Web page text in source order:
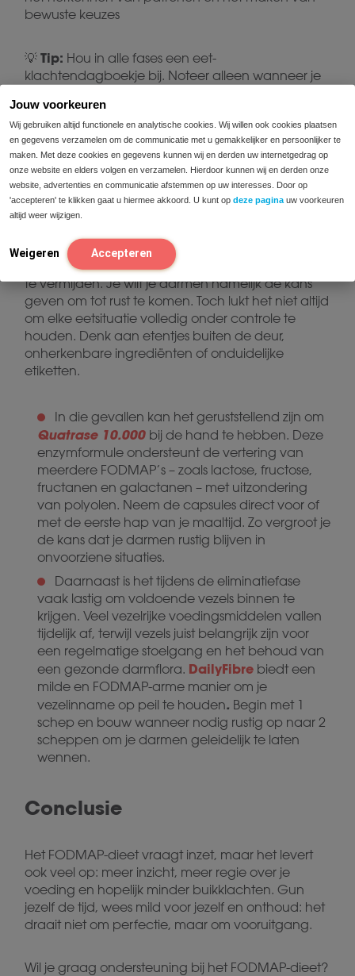
Jouw voorkeuren
Wij gebruiken altijd functionele en analytische cookies. Wij willen ook cookies plaatsen
en gegevens verzamelen om de communicatie met u gemakkelijker en persoonlijker te
maken. Met deze cookies en gegevens kunnen wij en derden uw internetgedrag op
onze website en elders volgen en verzamelen. Hierdoor kunnen wij en derden onze
website, advertenties en communicatie afstemmen op uw interesses. Door op
'accepteren' te klikken gaat u hiermee akkoord. U kunt op deze pagina uw voorkeuren
altijd weer wijzigen.
Weigeren Accepteren
bewuste keuzes
💡 Tip: Hou in alle fases een eet-
klachtendagboekje bij. Noteer alleen wanneer je
en of er andere factoren meespeelden op die
dag.
Enzymen en vezels als slimme
aanvulling
Tijdens de eliminatiefase van het FODMAP-dieet is
het belangrijk om de FODMAP’s zo strikt mogelijk
te vermijden. Je wilt je darmen namelijk de kans
geven om tot rust te komen. Toch lukt het niet altijd
om elke eetsituatie volledig onder controle te
houden. Denk aan etentjes buiten de deur,
onherkenbare ingrediënten of onduidelijke
etiketten.
In die gevallen kan het geruststellend zijn om
Quatrase 10.000 bij de hand te hebben. Deze
enzymformule ondersteunt de vertering van
meerdere FODMAP’s – zoals lactose, fructose,
fructanen en galactanen – met uitzondering
van polyolen. Neem de capsules direct voor of
met de eerste hap van je maaltijd. Zo vergroot je
de kans dat je darmen rustig blijven in
onvoorziene situaties.
Daarnaast is het tijdens de eliminatiefase
vaak lastig om voldoende vezels binnen te
krijgen. Veel vezelrijke voedingsmiddelen vallen
tijdelijk af, terwijl vezels juist belangrijk zijn voor
een regelmatige stoelgang en het behoud van
een gezonde darmflora. DailyFibre biedt een
milde en FODMAP-arme manier om je
vezelinname op peil te houden. Begin met 1
schep en bouw wanneer nodig rustig op naar 2
scheppen om je darmen geleidelijk te laten
wennen.
Conclusie
Het FODMAP-dieet vraagt inzet, maar het levert
ook veel op: meer inzicht, meer regie over je
voeding en hopelijk minder buikklachten. Gun
jezelf de tijd, wees mild voor jezelf en onthoud: het
draait niet om perfectie, maar om vooruitgang.
Wil je graag ondersteuning bij het FODMAP-dieet?